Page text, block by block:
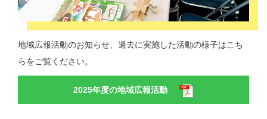
地域広報活動のお知らせ、過去に実施した活動の様子はこち
らをご覧ください。
2025年度の地域広報活動